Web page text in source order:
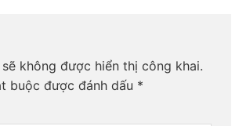
không được hiển thị công khai.
buộc được đánh dấu *